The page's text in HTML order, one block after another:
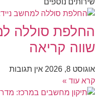
החלפת סוללה
שווה קריאה
אוגוסט 8, 2026
אין תגובות
קרא עוד »